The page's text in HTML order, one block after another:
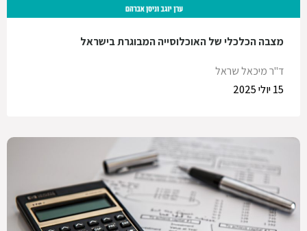
מצבה הכלכלי של האוכלוסייה המבוגרת בישראל
ד"ר מיכאל שראל
15 יולי 2025